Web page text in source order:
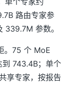
路由专家参
参数。
。75 个 MoE
743.4B；单个
享专家，按报告